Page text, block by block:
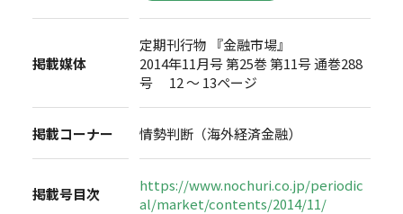
掲載媒体
定期刊行物 『金融市場』
2014年11月号 第25巻 第11号 通巻288
号 12 ～ 13ページ
掲載コーナー 情勢判断（海外経済金融）
掲載号目次
https://www.nochuri.co.jp/periodic
al/market/contents/2014/11/